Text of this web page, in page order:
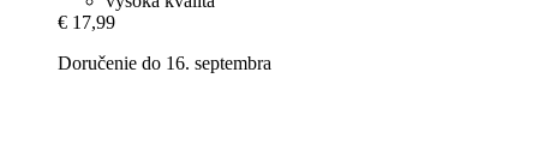
€ 17,99
Doručenie do 16. septembra